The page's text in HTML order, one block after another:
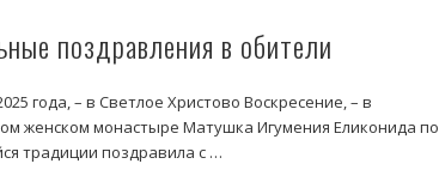
поздравления в обители
года, – в Светлое Христово Воскресение, – в
женском монастыре Матушка Игумения Еликонида по
традиции поздравила с …